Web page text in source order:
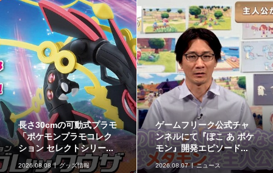
長さ30cmの可動式プラモ
「ポケモンプラモコレク
ション セレクトシリー...
2026.08.08 グッズ情報
ゲームフリーク公式チャ
ンネルにて『ぽこ あ ポケ
モン』開発エピソード...
2026.08.07 ニュース